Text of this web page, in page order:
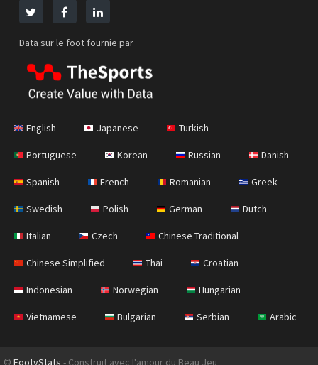
Data sur le foot fournie par
English Japanese Turkish
Portuguese Korean Russian Danish
Spanish French Romanian Greek
Swedish Polish German Dutch
Italian Czech Chinese Traditional
Chinese Simplified Thai Croatian
Indonesian Norwegian Hungarian
Vietnamese Bulgarian Serbian Arabic
© FootyStats - Construit avec l'amour du Beau Jeu